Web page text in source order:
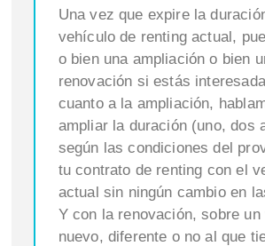
Una vez que expire la
vehículo de renting actual,
o bien una ampliación o bien
renovación si estás
cuanto a la ampliación,
ampliar la duración (uno, dos
según las condiciones del
tu contrato de renting con el
actual sin ningún cambio en
Y con la renovación, sobre
nuevo, diferente o no al que